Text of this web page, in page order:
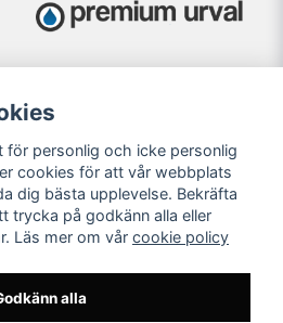
528641-4
i
för personlig och icke personlig
cookies för att vår webbplats
dig bästa upplevelse. Bekräfta
trycka på godkänn alla eller
Läs mer om vår cookie policy
alla